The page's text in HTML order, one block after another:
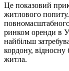
Це показовий
житлового
ринком оренди в
найбільш
кордону,
житла.